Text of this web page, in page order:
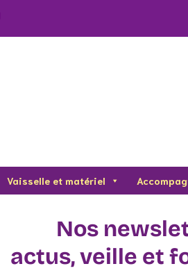
Vaisselle et matériel
Nos
actus, veille et